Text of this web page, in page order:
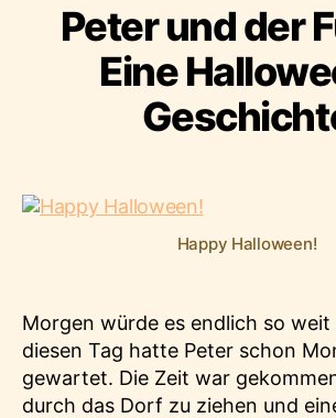
Peter und der
Eine
Happy Halloween!
Morgen würde es endlich so weit
diesen Tag hatte Peter schon
gewartet. Die Zeit war
durch das Dorf zu ziehen und